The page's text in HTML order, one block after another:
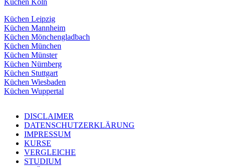
Küchen Leipzig
Küchen Mannheim
Küchen Mönchengladbach
Küchen München
Küchen Münster
Küchen Nürnberg
Küchen Stuttgart
Küchen Wiesbaden
Küchen Wuppertal
DISCLAIMER
DATENSCHUTZERKLÄRUNG
IMPRESSUM
KURSE
VERGLEICHE
STUDIUM